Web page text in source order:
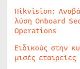
Hikvision:
λύση Onboard
Operations
Ειδικούς στην
μισές εταιρείες